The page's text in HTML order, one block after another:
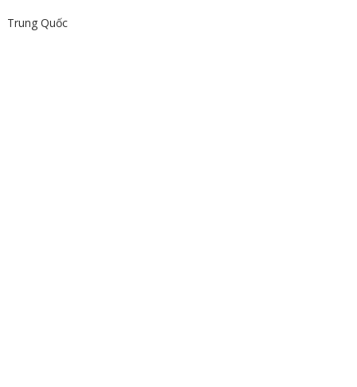
Trung Quốc